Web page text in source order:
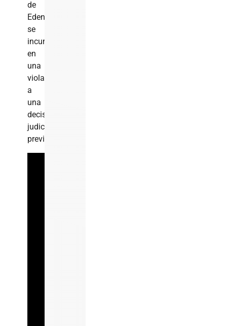
de
Edenorte,
se
incurrió
en
una
violación
a
una
decisión
judicial
previa.